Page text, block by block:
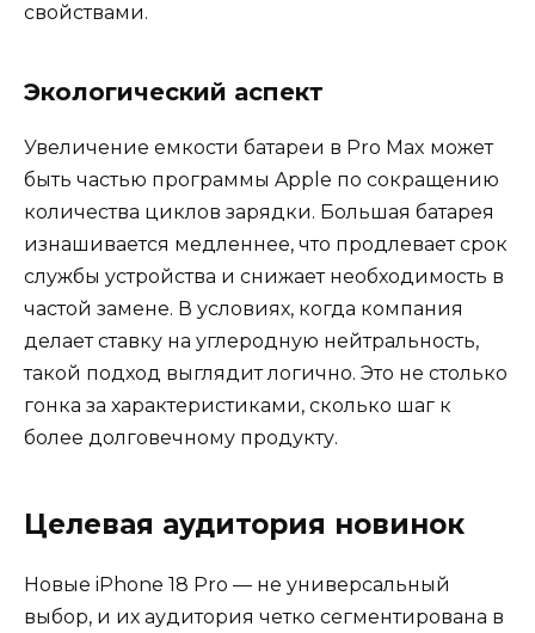
свойствами.
Экологический аспект
Увеличение емкости батареи в Pro Max может
быть частью программы Apple по сокращению
количества циклов зарядки. Большая батарея
изнашивается медленнее, что продлевает срок
службы устройства и снижает необходимость в
частой замене. В условиях, когда компания
делает ставку на углеродную нейтральность,
такой подход выглядит логично. Это не столько
гонка за характеристиками, сколько шаг к
более долговечному продукту.
Целевая аудитория новинок
Новые iPhone 18 Pro — не универсальный
выбор, и их аудитория четко сегментирована в